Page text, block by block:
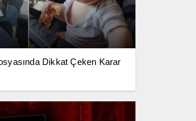
Dikkat Çeken Karar